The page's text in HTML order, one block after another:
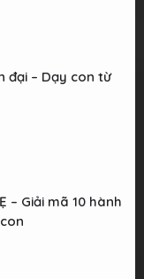
đại – Dạy con từ
– Giải mã 10 hành